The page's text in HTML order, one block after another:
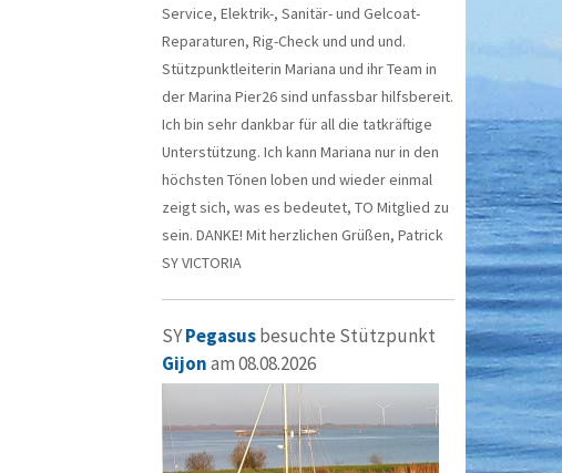
Service, Elektrik-, Sanitär- und Gelcoat-
Reparaturen, Rig-Check und und und.
Stützpunktleiterin Mariana und ihr Team in
der Marina Pier26 sind unfassbar hilfsbereit.
Ich bin sehr dankbar für all die tatkräftige
Unterstützung. Ich kann Mariana nur in den
höchsten Tönen loben und wieder einmal
zeigt sich, was es bedeutet, TO Mitglied zu
sein. DANKE! Mit herzlichen Grüßen, Patrick
SY VICTORIA
SYPegasusbesuchte Stützpunkt
Gijonam 08.08.2026